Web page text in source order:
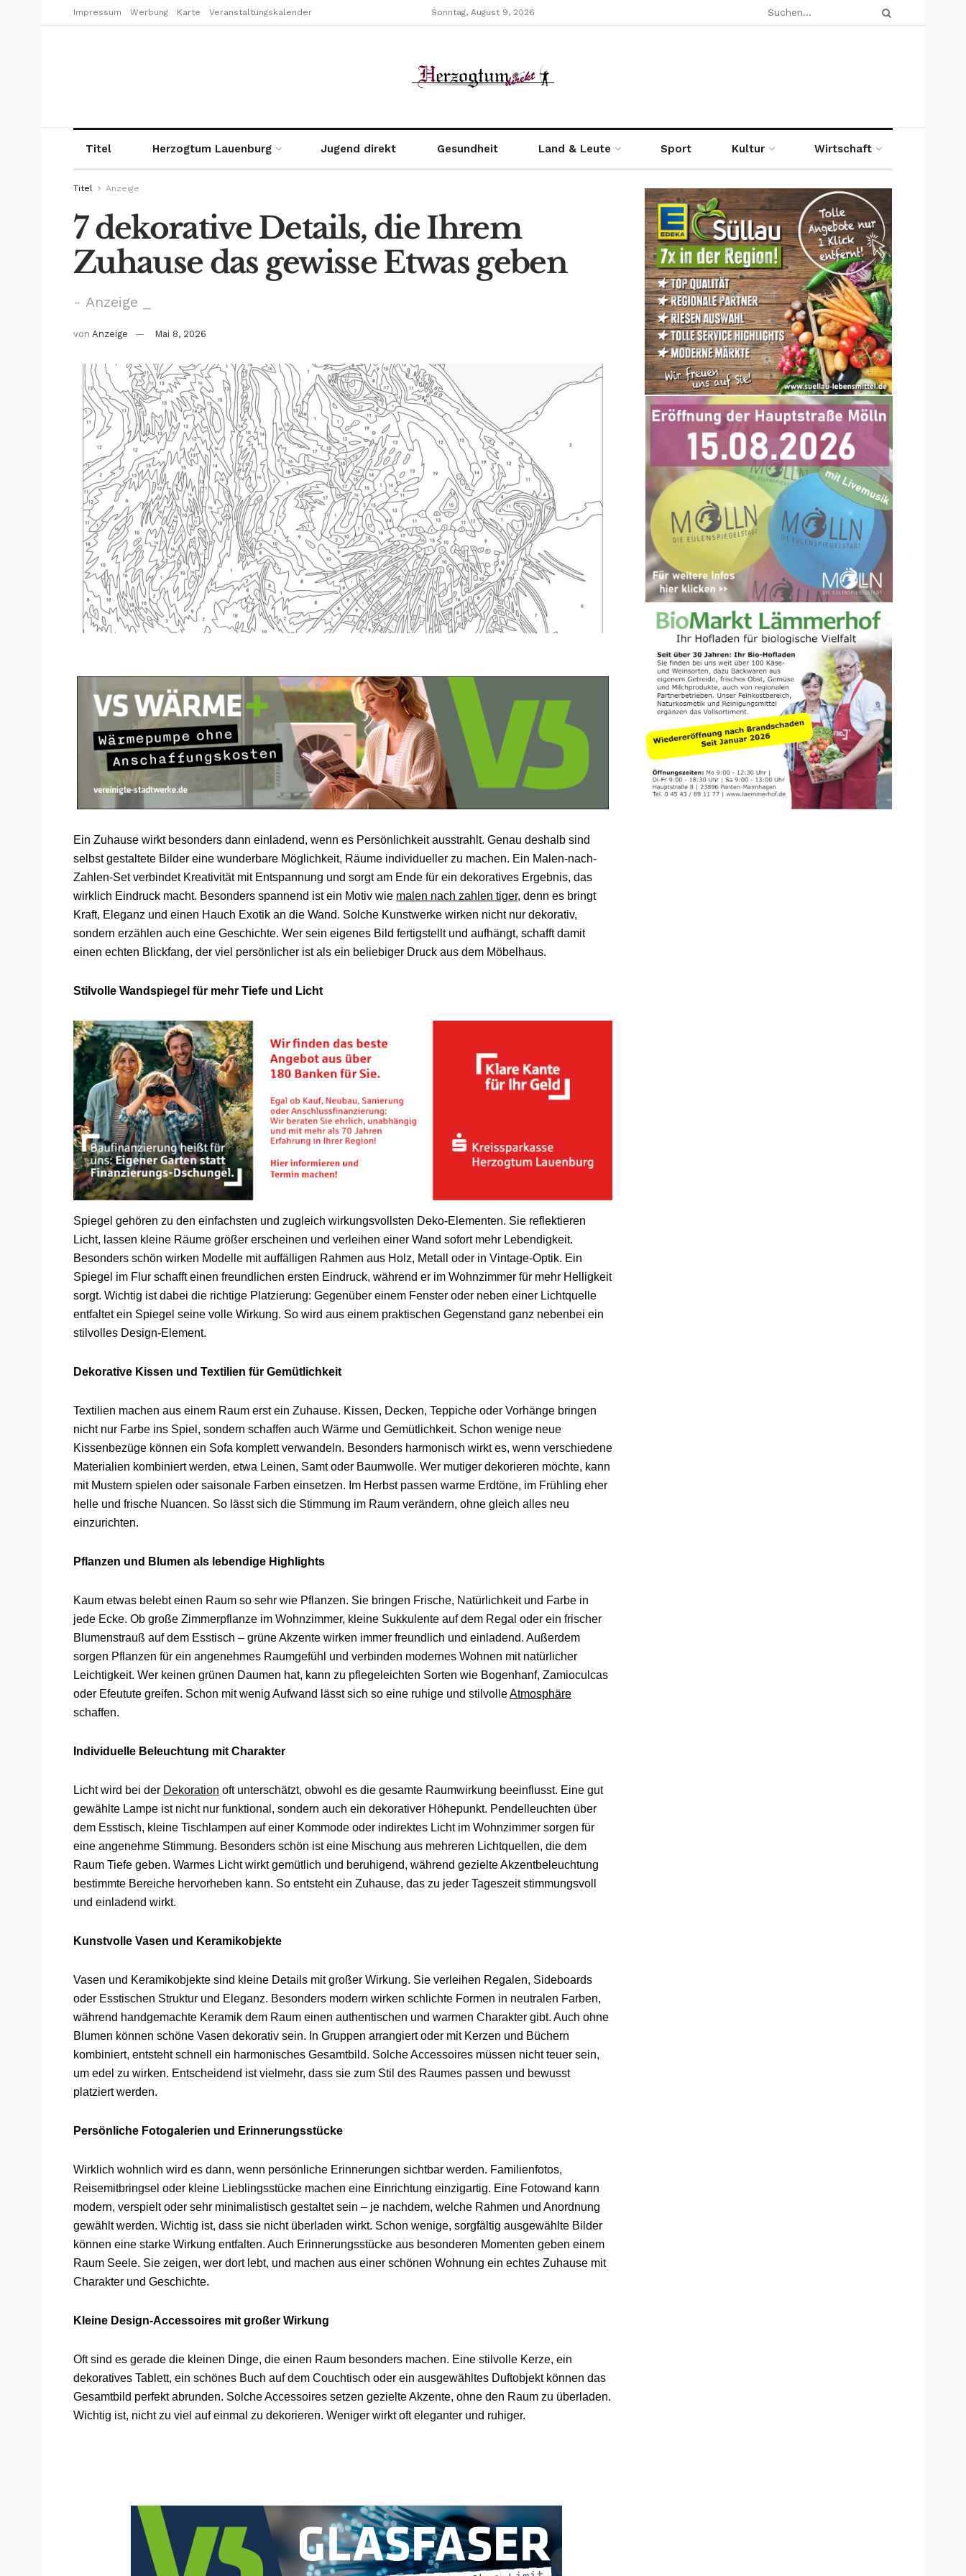
Impressum Werbung Karte Veranstaltungskalender Sonntag, August 9, 2026
Titel Herzogtum Lauenburg Jugend direkt Gesundheit Land & Leute Sport Kultur Wirtschaft
Titel Anzeige
7 dekorative Details, die Ihrem
Zuhause das gewisse Etwas geben
- Anzeige _
von Anzeige Mai 8, 2026
Ein Zuhause wirkt besonders dann einladend, wenn es Persönlichkeit ausstrahlt. Genau deshalb sind
selbst gestaltete Bilder eine wunderbare Möglichkeit, Räume individueller zu machen. Ein Malen-nach-
Zahlen-Set verbindet Kreativität mit Entspannung und sorgt am Ende für ein dekoratives Ergebnis, das
wirklich Eindruck macht. Besonders spannend ist ein Motiv wie malen nach zahlen tiger, denn es bringt
Kraft, Eleganz und einen Hauch Exotik an die Wand. Solche Kunstwerke wirken nicht nur dekorativ,
sondern erzählen auch eine Geschichte. Wer sein eigenes Bild fertigstellt und aufhängt, schafft damit
einen echten Blickfang, der viel persönlicher ist als ein beliebiger Druck aus dem Möbelhaus.
Stilvolle Wandspiegel für mehr Tiefe und Licht
Spiegel gehören zu den einfachsten und zugleich wirkungsvollsten Deko-Elementen. Sie reflektieren
Licht, lassen kleine Räume größer erscheinen und verleihen einer Wand sofort mehr Lebendigkeit.
Besonders schön wirken Modelle mit auffälligen Rahmen aus Holz, Metall oder in Vintage-Optik. Ein
Spiegel im Flur schafft einen freundlichen ersten Eindruck, während er im Wohnzimmer für mehr Helligkeit
sorgt. Wichtig ist dabei die richtige Platzierung: Gegenüber einem Fenster oder neben einer Lichtquelle
entfaltet ein Spiegel seine volle Wirkung. So wird aus einem praktischen Gegenstand ganz nebenbei ein
stilvolles Design-Element.
Dekorative Kissen und Textilien für Gemütlichkeit
Textilien machen aus einem Raum erst ein Zuhause. Kissen, Decken, Teppiche oder Vorhänge bringen
nicht nur Farbe ins Spiel, sondern schaffen auch Wärme und Gemütlichkeit. Schon wenige neue
Kissenbezüge können ein Sofa komplett verwandeln. Besonders harmonisch wirkt es, wenn verschiedene
Materialien kombiniert werden, etwa Leinen, Samt oder Baumwolle. Wer mutiger dekorieren möchte, kann
mit Mustern spielen oder saisonale Farben einsetzen. Im Herbst passen warme Erdtöne, im Frühling eher
helle und frische Nuancen. So lässt sich die Stimmung im Raum verändern, ohne gleich alles neu
einzurichten.
Pflanzen und Blumen als lebendige Highlights
Kaum etwas belebt einen Raum so sehr wie Pflanzen. Sie bringen Frische, Natürlichkeit und Farbe in
jede Ecke. Ob große Zimmerpflanze im Wohnzimmer, kleine Sukkulente auf dem Regal oder ein frischer
Blumenstrauß auf dem Esstisch – grüne Akzente wirken immer freundlich und einladend. Außerdem
sorgen Pflanzen für ein angenehmes Raumgefühl und verbinden modernes Wohnen mit natürlicher
Leichtigkeit. Wer keinen grünen Daumen hat, kann zu pflegeleichten Sorten wie Bogenhanf, Zamioculcas
oder Efeutute greifen. Schon mit wenig Aufwand lässt sich so eine ruhige und stilvolleAtmosphäre
schaffen.
Individuelle Beleuchtung mit Charakter
Licht wird bei der Dekoration oft unterschätzt, obwohl es die gesamte Raumwirkung beeinflusst. Eine gut
gewählte Lampe ist nicht nur funktional, sondern auch ein dekorativer Höhepunkt. Pendelleuchten über
dem Esstisch, kleine Tischlampen auf einer Kommode oder indirektes Licht im Wohnzimmer sorgen für
eine angenehme Stimmung. Besonders schön ist eine Mischung aus mehreren Lichtquellen, die dem
Raum Tiefe geben. Warmes Licht wirkt gemütlich und beruhigend, während gezielte Akzentbeleuchtung
bestimmte Bereiche hervorheben kann. So entsteht ein Zuhause, das zu jeder Tageszeit stimmungsvoll
und einladend wirkt.
Kunstvolle Vasen und Keramikobjekte
Vasen und Keramikobjekte sind kleine Details mit großer Wirkung. Sie verleihen Regalen, Sideboards
oder Esstischen Struktur und Eleganz. Besonders modern wirken schlichte Formen in neutralen Farben,
während handgemachte Keramik dem Raum einen authentischen und warmen Charakter gibt. Auch ohne
Blumen können schöne Vasen dekorativ sein. In Gruppen arrangiert oder mit Kerzen und Büchern
kombiniert, entsteht schnell ein harmonisches Gesamtbild. Solche Accessoires müssen nicht teuer sein,
um edel zu wirken. Entscheidend ist vielmehr, dass sie zum Stil des Raumes passen und bewusst
platziert werden.
Persönliche Fotogalerien und Erinnerungsstücke
Wirklich wohnlich wird es dann, wenn persönliche Erinnerungen sichtbar werden. Familienfotos,
Reisemitbringsel oder kleine Lieblingsstücke machen eine Einrichtung einzigartig. Eine Fotowand kann
modern, verspielt oder sehr minimalistisch gestaltet sein – je nachdem, welche Rahmen und Anordnung
gewählt werden. Wichtig ist, dass sie nicht überladen wirkt. Schon wenige, sorgfältig ausgewählte Bilder
können eine starke Wirkung entfalten. Auch Erinnerungsstücke aus besonderen Momenten geben einem
Raum Seele. Sie zeigen, wer dort lebt, und machen aus einer schönen Wohnung ein echtes Zuhause mit
Charakter und Geschichte.
Kleine Design-Accessoires mit großer Wirkung
Oft sind es gerade die kleinen Dinge, die einen Raum besonders machen. Eine stilvolle Kerze, ein
dekoratives Tablett, ein schönes Buch auf dem Couchtisch oder ein ausgewähltes Duftobjekt können das
Gesamtbild perfekt abrunden. Solche Accessoires setzen gezielte Akzente, ohne den Raum zu überladen.
Wichtig ist, nicht zu viel auf einmal zu dekorieren. Weniger wirkt oft eleganter und ruhiger.